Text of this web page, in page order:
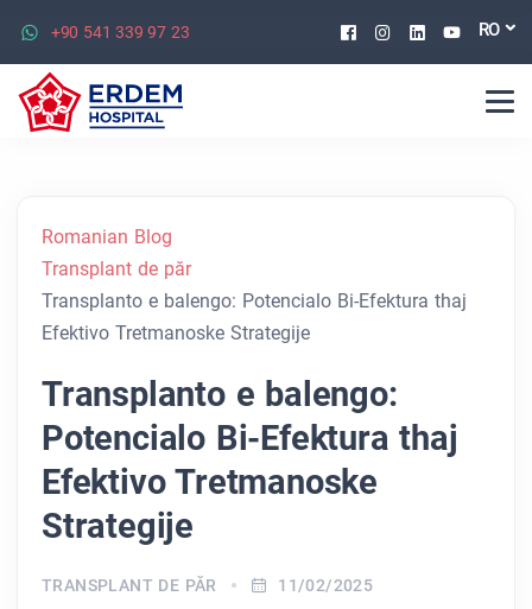
+90 541 339 97 23 Facebook
Instagram
Linkedin
RO
Romanian Blog
Transplant de păr
Transplanto e balengo: Potencialo Bi-Efektura thaj
Efektivo Tretmanoske Strategije
Transplanto e balengo:
Potencialo Bi-Efektura thaj
Efektivo Tretmanoske
Strategije
TRANSPLANT DE PĂR 11/02/2025